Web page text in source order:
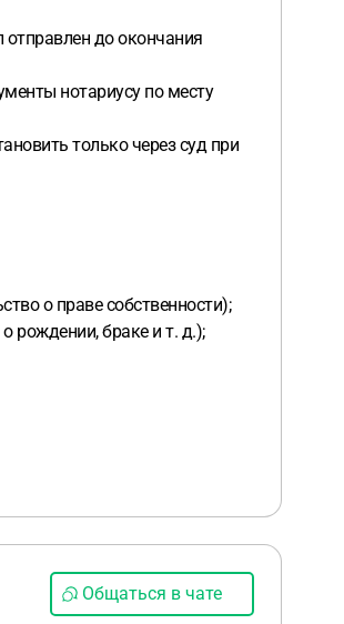
отправлен до окончания
нотариусу по месту
только через суд при
о праве собственности);
рождении, браке и т. д.);
Общаться в чате